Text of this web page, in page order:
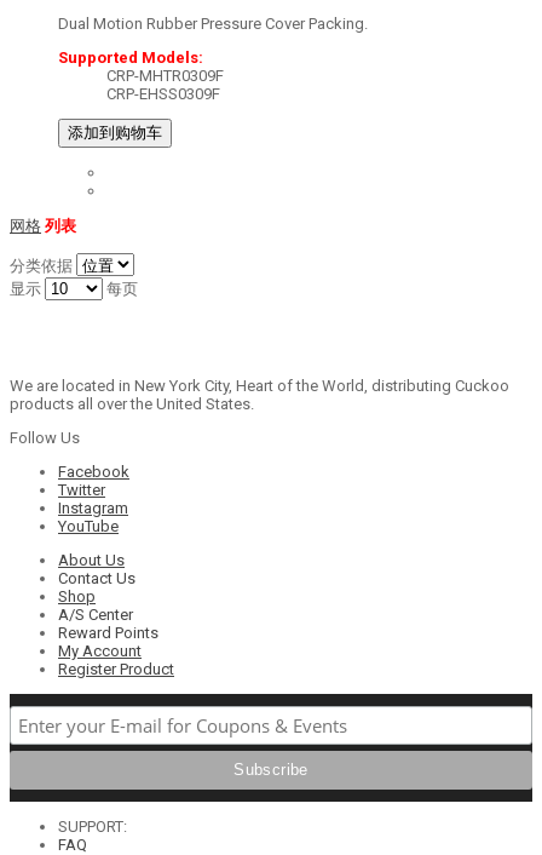
Dual Motion Rubber Pressure Cover Packing.
Supported Models:
CRP-MHTR0309F
CRP-EHSS0309F
添加到购物车
网格 列表
分类依据
显示
每页
We are located in New York City, Heart of the World, distributing Cuckoo
products all over the United States.
Follow Us
Facebook
Twitter
Instagram
YouTube
About Us
Contact Us
Shop
A/S Center
Reward Points
My Account
Register Product
SUPPORT:
FAQ